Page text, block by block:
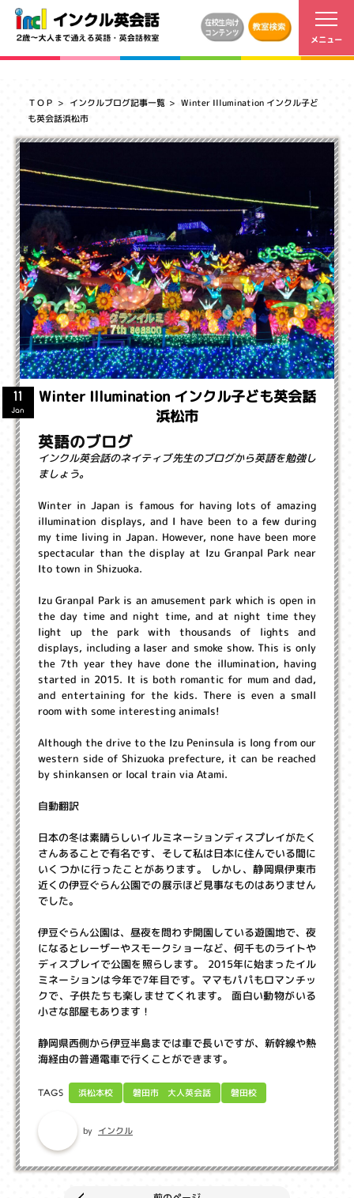
ＴＯＰ インクルブログ記事一覧 Winter Illumination インクル子ど
も英会話浜松市
Winter Illumination インクル子ども英会話
浜松市
11
Jan
英語のブログ
インクル英会話のネイティブ先生のブログから英語を勉強し
ましょう。
Winter in Japan is famous for having lots of amazing
illumination displays, and I have been to a few during
my time living in Japan. However, none have been more
spectacular than the display at Izu Granpal Park near
Ito town in Shizuoka.
Izu Granpal Park is an amusement park which is open in
the day time and night time, and at night time they
light up the park with thousands of lights and
displays, including a laser and smoke show. This is only
the 7th year they have done the illumination, having
started in 2015. It is both romantic for mum and dad,
and entertaining for the kids. There is even a small
room with some interesting animals!
Although the drive to the Izu Peninsula is long from our
western side of Shizuoka prefecture, it can be reached
by shinkansen or local train via Atami.
自動翻訳
日本の冬は素晴らしいイルミネーションディスプレイがたく
さんあることで有名です、そして私は日本に住んでいる間に
いくつかに行ったことがあります。 しかし、静岡県伊東市
近くの伊豆ぐらん公園での展示ほど見事なものはありません
でした。
伊豆ぐらん公園は、昼夜を問わず開園している遊園地で、夜
になるとレーザーやスモークショーなど、何千ものライトや
ディスプレイで公園を照らします。 2015年に始まったイル
ミネーションは今年で7年目です。ママもパパもロマンチッ
クで、子供たちも楽しませてくれます。 面白い動物がいる
小さな部屋もあります！
静岡県西側から伊豆半島までは車で長いですが、新幹線や熱
海経由の普通電車で行くことができます。
TAGS 浜松本校 磐田市 大人英会話 磐田校
by インクル